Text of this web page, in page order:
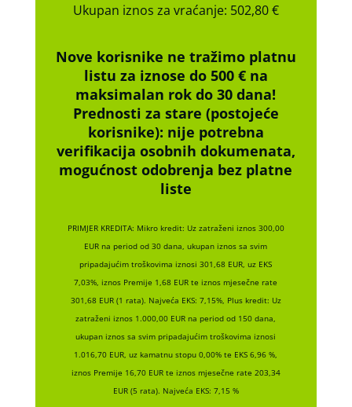
Ukupan iznos za vraćanje: 502,80 €
Nove korisnike ne tražimo platnu
listu za iznose do 500 € na
maksimalan rok do 30 dana!
Prednosti za stare (postojeće
korisnike): nije potrebna
verifikacija osobnih dokumenata,
mogućnost odobrenja bez platne
liste
PRIMJER KREDITA: Mikro kredit: Uz zatraženi iznos 300,00
EUR na period od 30 dana, ukupan iznos sa svim
pripadajućim troškovima iznosi 301,68 EUR, uz EKS
7,03%, iznos Premije 1,68 EUR te iznos mjesečne rate
301,68 EUR (1 rata). Najveća EKS: 7,15%, Plus kredit: Uz
zatraženi iznos 1.000,00 EUR na period od 150 dana,
ukupan iznos sa svim pripadajućim troškovima iznosi
1.016,70 EUR, uz kamatnu stopu 0,00% te EKS 6,96 %,
iznos Premije 16,70 EUR te iznos mjesečne rate 203,34
EUR (5 rata). Najveća EKS: 7,15 %